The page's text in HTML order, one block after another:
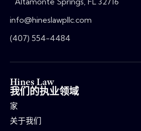
info@hineslawpllc.com
(407) 554-4484
Hines Law
我们的执业领域
家
关于我们